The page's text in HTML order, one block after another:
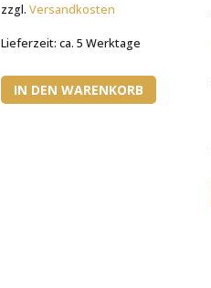
zzgl.Versandkosten
Lieferzeit:ca. 5 Werktage
IN DEN WARENKORB